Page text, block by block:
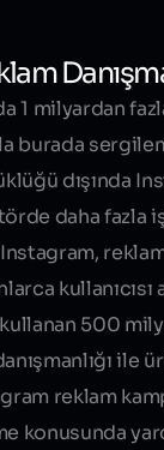
1 milyardan
burada
dışında
daha fazla
500
reklam
konusunda